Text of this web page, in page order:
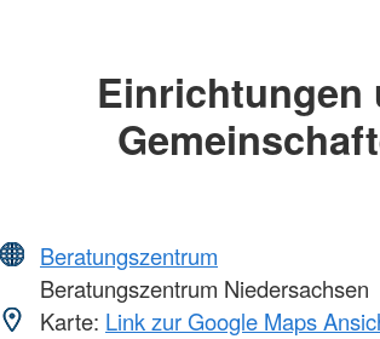
Einrichtungen
Beratungszentrum
Beratungszentrum Niedersachsen
Karte: Link zur Google Maps